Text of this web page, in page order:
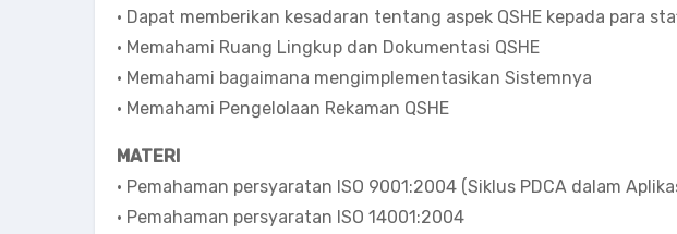
• Dapat memberikan kesadaran tentang aspek QSHE kepada para
• Memahami Ruang Lingkup dan Dokumentasi QSHE
• Memahami bagaimana mengimplementasikan Sistemnya
• Memahami Pengelolaan Rekaman QSHE
MATERI
• Pemahaman persyaratan ISO 9001:2004 (Siklus PDCA dalam
• Pemahaman persyaratan ISO 14001:2004